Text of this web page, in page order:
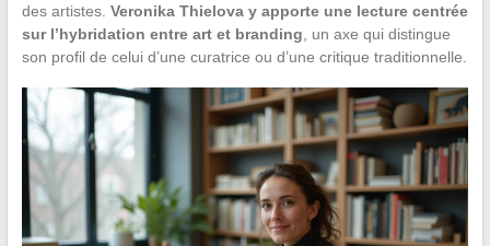
des artistes. Veronika Thielova y apporte une lecture centrée
sur l’hybridation entre art et branding , un axe qui distingue
son profil de celui d’une curatrice ou d’une critique traditionnelle.